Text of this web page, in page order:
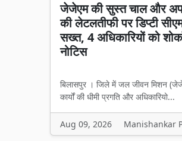
जेजेएम की सुस्त चाल और
की लेटलतीफी पर डिप्टी
सख्त, 4 अधिकारियों को
नोटिस
बिलासपुर । जिले में जल जीवन मिशन
कार्यों की धीमी प्रगति और अधिकारियो...
Aug 09, 2026 Manishankar